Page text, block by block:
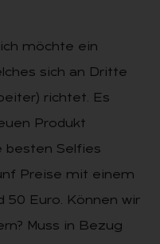
möchte ein
sich an Dritte
richtet. Es
Produkt
besten Selfies
Preise mit einem
50 Euro. Können wir
Muss in Bezug